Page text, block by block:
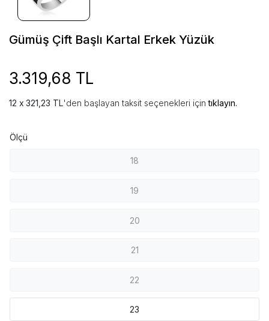
Gümüş Çift Başlı Kartal Erkek Yüzük
3.319,68 TL
321,23 TL'den başlayan taksit seçenekleri içintıklayın.
Ölçü
18
19
20
21
22
23